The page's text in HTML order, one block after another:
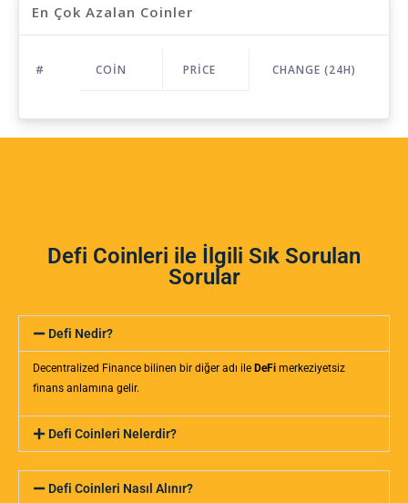
En Çok Azalan Coinler
# COIN PRICE CHANGE (24H)
Defi Coinleri ile İlgili Sık Sorulan
Sorular
Defi Nedir?
Decentralized Finance bilinen bir diğer adı ile DeFi merkeziyetsiz
finans anlamına gelir.
Defi Coinleri Nelerdir?
Defi Coinleri Nasıl Alınır?